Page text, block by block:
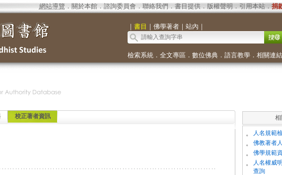
網站導覽 ． 關於本館． 諮詢委員會． 聯絡我們 ． 書目提供． 版權聲明 ． 引用本站． 捐
｜ 書目 ｜ 佛學著者｜ 站內 ｜
檢索系統． 全文專區 ． 數位佛典． 語言教學． 相關連結
校正著者資訊 相
。 人名規範
。 佛教著者
。 佛學規範
。
人名權威
查詢